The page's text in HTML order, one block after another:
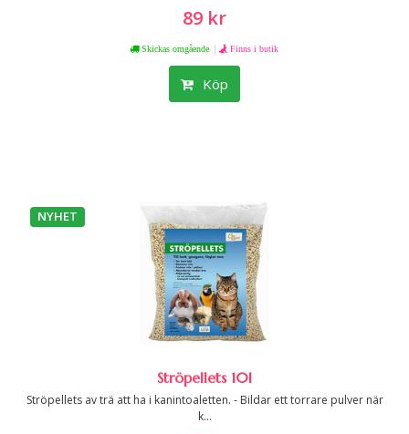
89 kr
Skickas omgående | Finns i butik
Köp
NYHET
Ströpellets 10l
Ströpellets av trä att ha i kanintoaletten. - Bildar ett torrare pulver när
k...